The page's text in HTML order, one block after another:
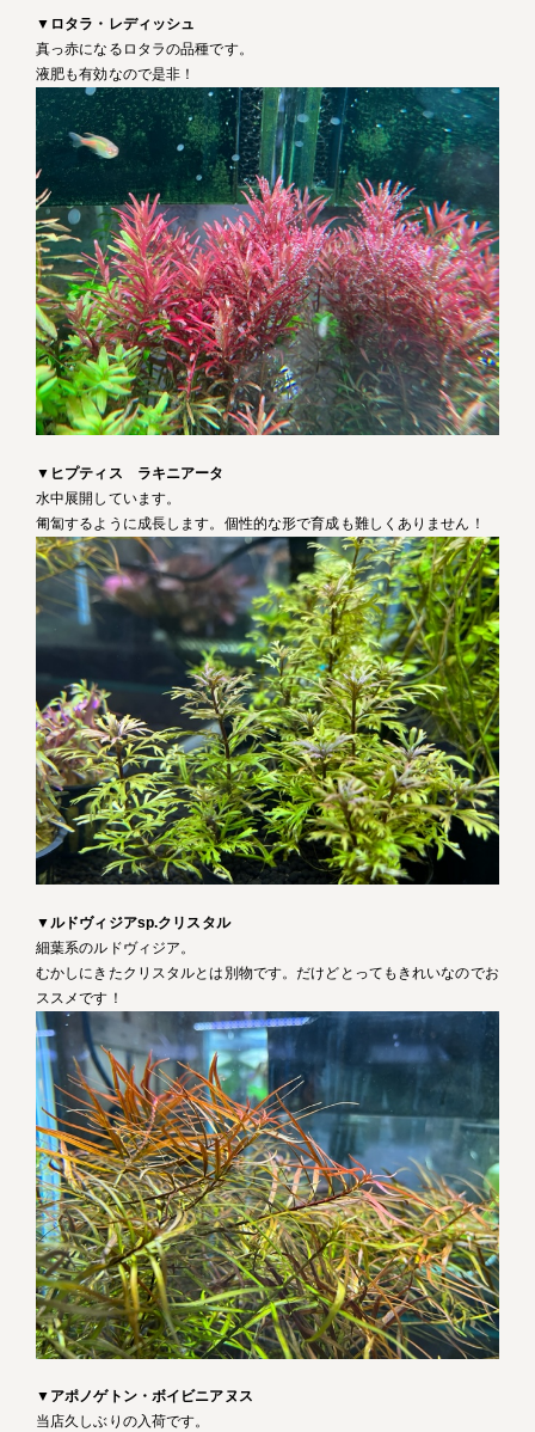
▼ ロタラ・レディッシュ
真っ赤になるロタラの品種です。
液肥も有効なので是非！
▼ ヒプティス ラキニアータ
水中展開しています。
匍匐するように成長します。個性的な形で育成も難しくありません！
▼ ルドヴィジアsp.クリスタル
細葉系のルドヴィジア。
むかしにきたクリスタルとは別物です。だけどとってもきれいなのでお
ススメです！
▼ アポノゲトン・ボイビニアヌス
当店久しぶりの入荷です。